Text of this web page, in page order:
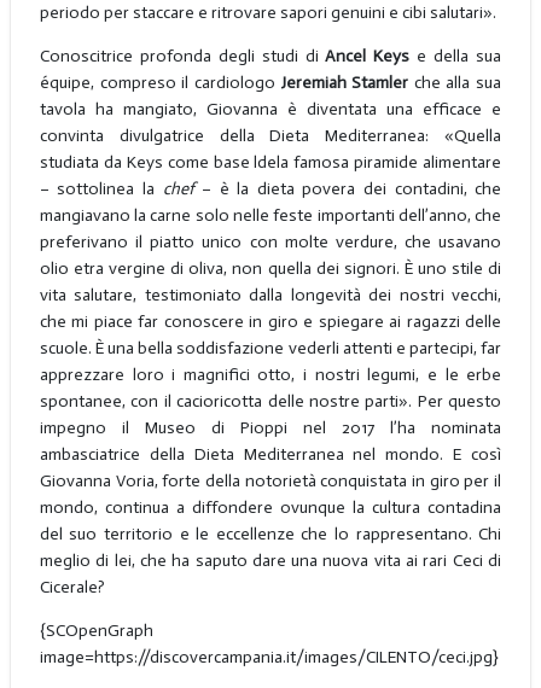
periodo per staccare e ritrovare sapori genuini e cibi salutari».
Conoscitrice profonda degli studi diAncel Keys e della sua
équipe, compreso il cardiologo Jeremiah Stamler che alla sua
tavola ha mangiato, Giovanna è diventata una efficace e
convinta divulgatrice della Dieta Mediterranea: «Quella
studiata da Keys come base ldela famosa piramide alimentare
– sottolinea la chef– è la dieta povera dei contadini, che
mangiavano la carne solo nelle feste importanti dell’anno, che
preferivano il piatto unico con molte verdure, che usavano
olio etra vergine di oliva, non quella dei signori. È uno stile di
vita salutare, testimoniato dalla longevità dei nostri vecchi,
che mi piace far conoscere in giro e spiegare ai ragazzi delle
scuole. È una bella soddisfazione vederli attenti e partecipi, far
apprezzare loro i magnifici otto, i nostri legumi, e le erbe
spontanee, con il cacioricotta delle nostre parti». Per questo
impegno il Museo di Pioppi nel 2017 l’ha nominata
ambasciatrice della Dieta Mediterranea nel mondo. E così
Giovanna Voria, forte della notorietà conquistata in giro per il
mondo, continua a diffondere ovunque la cultura contadina
del suo territorio e le eccellenze che lo rappresentano. Chi
meglio di lei, che ha saputo dare una nuova vita ai rari Ceci di
Cicerale?
{SCOpenGraph
image=https://discovercampania.it/images/CILENTO/ceci.jpg}